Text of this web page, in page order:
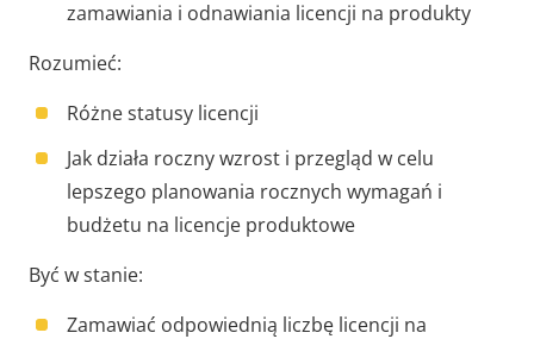
zamawiania i odnawiania licencji na produkty
Rozumieć:
Różne statusy licencji
Jak działa roczny wzrost i przegląd w celu
lepszego planowania rocznych wymagań i
budżetu na licencje produktowe
Być w stanie:
Zamawiać odpowiednią liczbę licencji na